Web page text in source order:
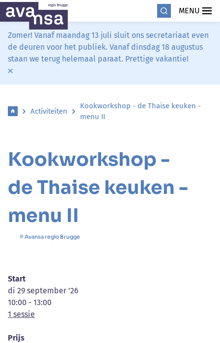
MENU
Zomer! Vanaf maandag 13 juli sluit ons secretariaat even
de deuren voor het publiek. Vanaf dinsdag 18 augustus
staan we terug helemaal paraat. Prettige vakantie!
Activiteiten
Kookworkshop - de Thaise keuken -
menu II
Kookworkshop -
de Thaise keuken -
menu II
© Avansa regio Brugge
Start
di 29 september '26
10:00 - 13:00
1 sessie
Prijs